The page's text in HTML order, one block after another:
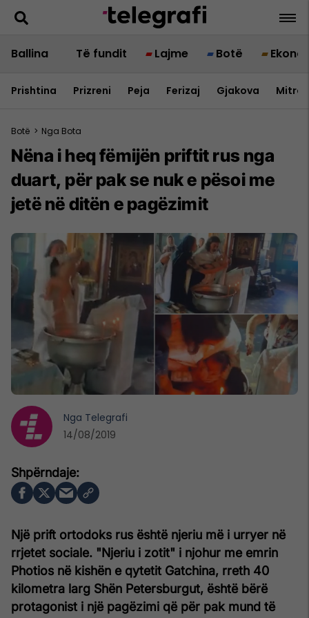
Ballina Të fundit Lajme Botë
Prishtina Prizreni Peja Ferizaj Gjakova
Botë > Nga Bota
Nëna i heq fëmijën priftit rus nga
duart, për pak se nuk e pësoi me
jetë në ditën e pagëzimit
Një prift ortodoks rus është njeriu më i urryer në
rrjetet sociale. "Njeriu i zotit" i njohur me emrin
Photios në kishën e qytetit Gatchina, rreth 40
kilometra larg Shën Petersburgut, është bërë
protagonist i një pagëzimi që për pak mund të
Nga Telegrafi
14/08/2019